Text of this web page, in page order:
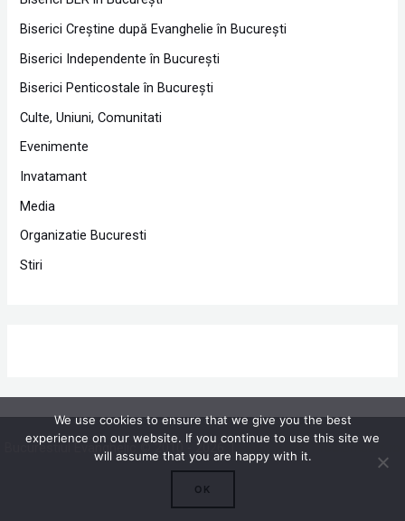
Biserici Creştine după Evanghelie în Bucureşti
Biserici Independente în Bucureşti
Biserici Penticostale în Bucureşti
Culte, Uniuni, Comunitati
Evenimente
Invatamant
Media
Organizatie Bucuresti
Stiri
Bucurestiul Evanghelic © 2010 - 2026 |Powered by Proclamedia.ro
We use cookies to ensure that we give you the best
experience on our website. If you continue to use this site we
will assume that you are happy with it.
OK